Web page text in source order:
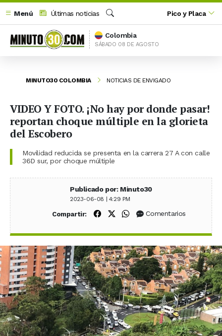
Menú
Últimas noticias
Buscar
Pico y Placa
Colombia
SÁBADO 08 DE AGOSTO
MINUTO30 COLOMBIA NOTICIAS DE ENVIGADO
VIDEO Y FOTO. ¡No hay por donde pasar!
reportan choque múltiple en la glorieta
del Escobero
Movilidad reducida se presenta en la carrera 27 A con calle
36D sur, por choque múltiple
Publicado por: Minuto30
2023-06-08 | 4:29 PM
Compartir: Compartir en Facebook
Compartir en X (Twitter)
Compartir en WhatsApp
Comentarios